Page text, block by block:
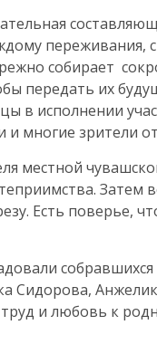
переживания,
собирает
передать их
в исполнении
многие зрители
местной
Затем
Есть поверье,
Сидорова,
и любовь к